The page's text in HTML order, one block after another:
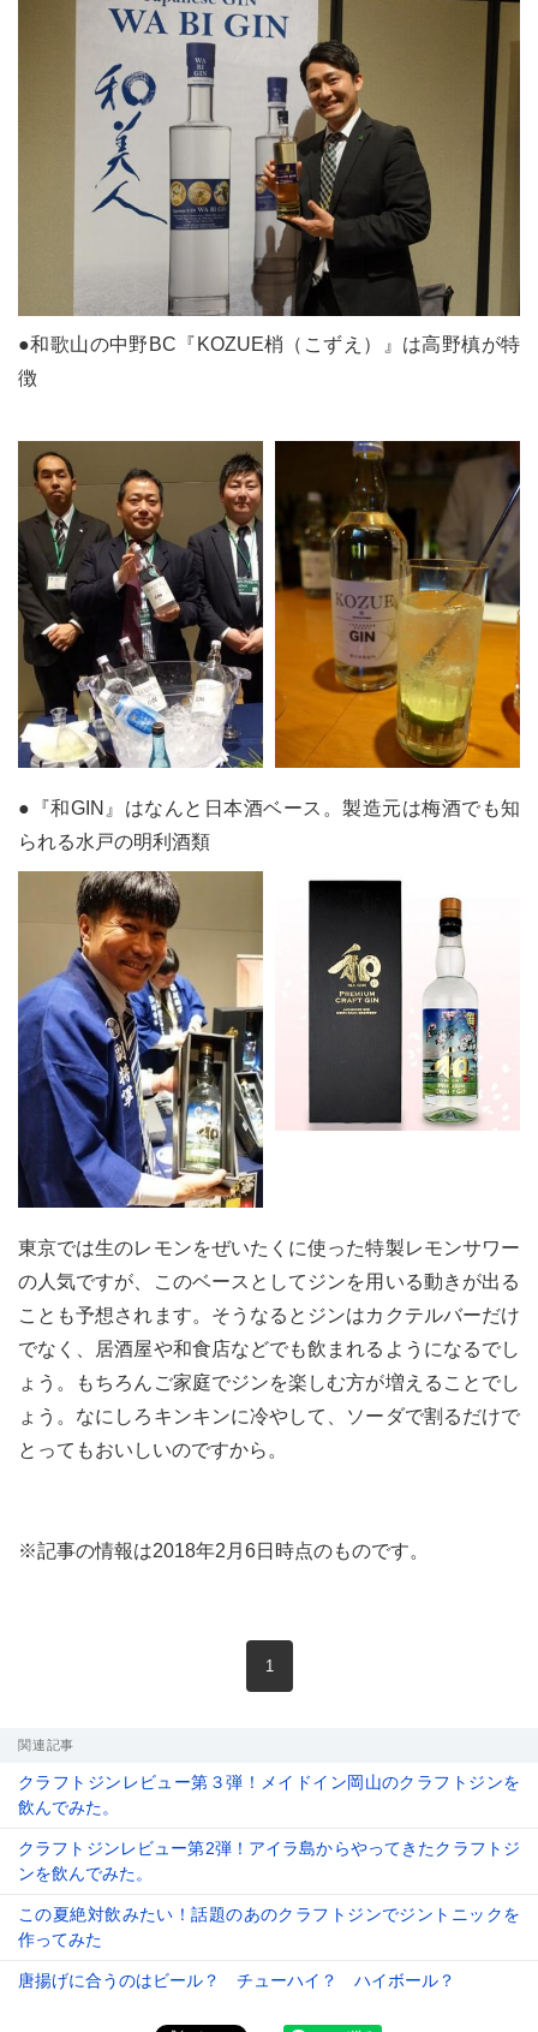
●和歌山の中野BC『KOZUE梢（こずえ）』は高野槙が特
徴
●『和GIN』はなんと日本酒ベース。製造元は梅酒でも知
られる水戸の明利酒類
東京では生のレモンをぜいたくに使った特製レモンサワー
の人気ですが、このベースとしてジンを用いる動きが出る
ことも予想されます。そうなるとジンはカクテルバーだけ
でなく、居酒屋や和食店などでも飲まれるようになるでし
ょう。もちろんご家庭でジンを楽しむ方が増えることでし
ょう。なにしろキンキンに冷やして、ソーダで割るだけで
とってもおいしいのですから。
※記事の情報は2018年2月6日時点のものです。
1
関連記事
クラフトジンレビュー第３弾！メイドイン岡山のクラフトジンを
飲んでみた。
クラフトジンレビュー第2弾！アイラ島からやってきたクラフトジ
ンを飲んでみた。
この夏絶対飲みたい！話題のあのクラフトジンでジントニックを
作ってみた
唐揚げに合うのはビール？ チューハイ？ ハイボール？